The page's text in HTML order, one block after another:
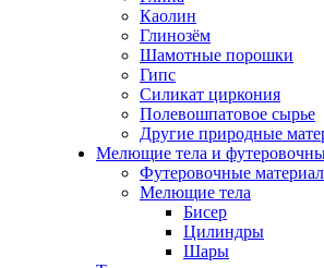
Каолин
Глинозём
Шамотные порошки
Гипс
Силикат циркония
Полевошпатовое сырье
Другие природные
Мелющие тела и
Футеровочные
Мелющие тела
Бисер
Цилиндры
Шары